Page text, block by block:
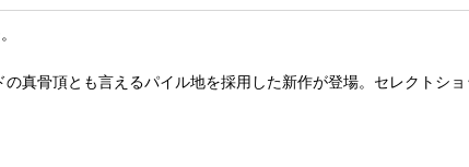
真骨頂とも言えるパイル地を採用した新作が登場。セレクトシ